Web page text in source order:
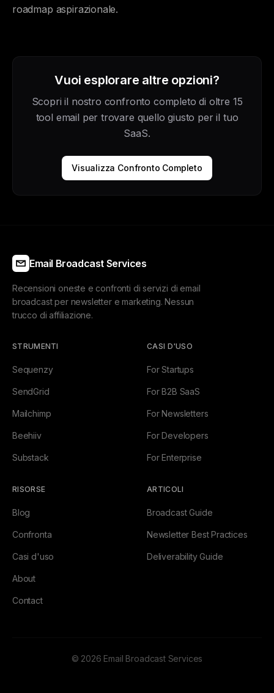
roadmap aspirazionale.
Vuoi esplorare altre opzioni?
Scopri il nostro confronto completo di oltre 15
tool email per trovare quello giusto per il tuo
SaaS.
Visualizza Confronto Completo
Email Broadcast Services
Recensioni oneste e confronti di servizi di email
broadcast per newsletter e marketing. Nessun
trucco di affiliazione.
STRUMENTI
Sequenzy
SendGrid
Mailchimp
Beehiiv
Substack
CASI D'USO
For Startups
For B2B SaaS
For Newsletters
For Developers
For Enterprise
RISORSE
Blog
Confronta
Casi d'uso
About
Contact
ARTICOLI
Broadcast Guide
Newsletter Best Practices
Deliverability Guide
© 2026 Email Broadcast Services